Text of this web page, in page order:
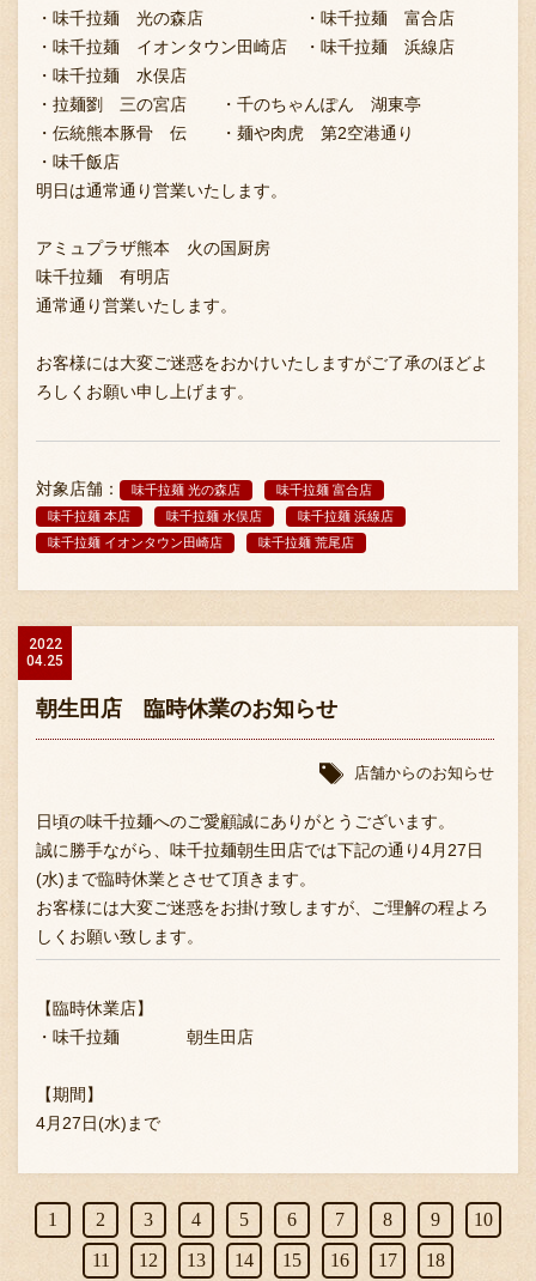
・味千拉麺 光の森店 ・味千拉麺 富合店
・味千拉麺 イオンタウン田崎店 ・味千拉麺 浜線店
・味千拉麺 水俣店
・拉麺劉 三の宮店 ・千のちゃんぽん 湖東亭
・伝統熊本豚骨 伝 ・麺や肉虎 第2空港通り
・味千飯店
明日は通常通り営業いたします。
アミュプラザ熊本 火の国厨房
味千拉麺 有明店
通常通り営業いたします。
お客様には大変ご迷惑をおかけいたしますがご了承のほどよ
ろしくお願い申し上げます。
対象店舗： 味千拉麺 光の森店
味千拉麺 富合店
味千拉麺 本店
味千拉麺 水俣店
味千拉麺 浜線店
味千拉麺 イオンタウン田崎店
味千拉麺 荒尾店
2022
04.25
朝生田店 臨時休業のお知らせ
店舗からのお知らせ
日頃の味千拉麺へのご愛顧誠にありがとうございます。
誠に勝手ながら、味千拉麺朝生田店では下記の通り4月27日
(水)まで臨時休業とさせて頂きます。
お客様には大変ご迷惑をお掛け致しますが、ご理解の程よろ
しくお願い致します。
【臨時休業店】
・味千拉麺 朝生田店
【期間】
4月27日(水)まで
1 2 3 4 5 6 7 8 9
10
11
12 13 14 15 16 17 18